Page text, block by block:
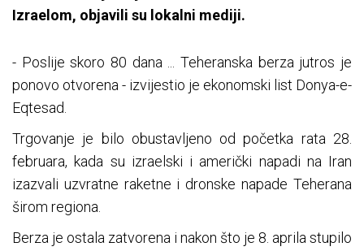
Izraelom, objavili su lokalni mediji.
- Poslije skoro 80 dana ... Teheranska berza jutros je
ponovo otvorena - izvijestio je ekonomski list Donya-e-
Eqtesad.
Trgovanje je bilo obustavljeno od početka rata 28.
februara, kada su izraelski i američki napadi na Iran
izazvali uzvratne raketne i dronske napade Teherana
širom regiona.
Berza je ostala zatvorena i nakon što je 8. aprila stupilo